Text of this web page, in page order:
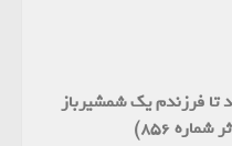
فرزندم یک شمشیرباز
856)